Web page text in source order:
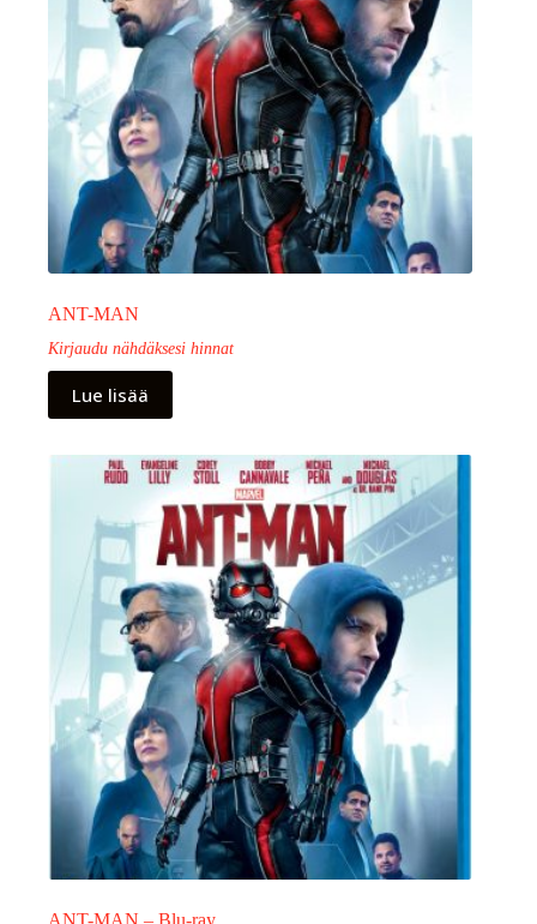
ANT-MAN
Kirjaudu nähdäksesi hinnat
Lue lisää
ANT-MAN – Blu-ray